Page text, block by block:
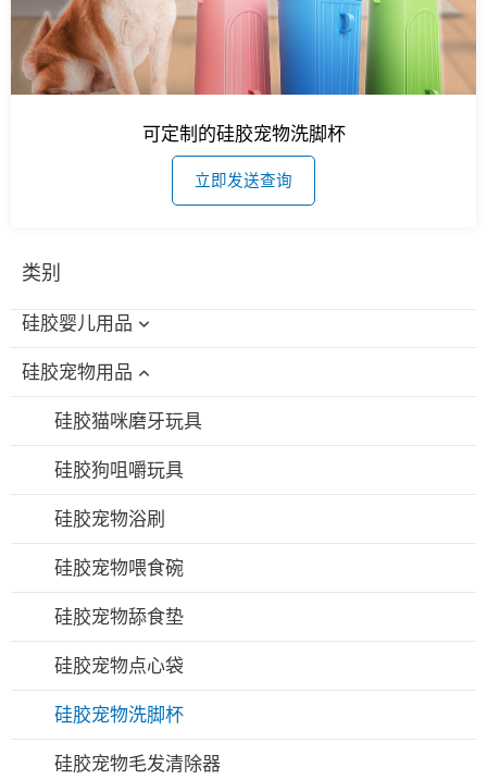
类别
硅胶婴儿用品
硅胶婴儿洗澡玩具
硅胶奶瓶刷
硅胶喂食碗/勺套装
硅胶围兜
硅胶婴儿牙胶
硅胶奶嘴
硅胶吸管杯
硅胶吸管
硅胶吸奶器
硅胶宠物用品
硅胶猫咪磨牙玩具
硅胶狗咀嚼玩具
硅胶宠物浴刷
硅胶宠物喂食碗
硅胶宠物舔食垫
硅胶宠物点心袋
硅胶宠物洗脚杯
硅胶宠物毛发清除器
可定制的硅胶宠物洗脚杯
立即发送查询